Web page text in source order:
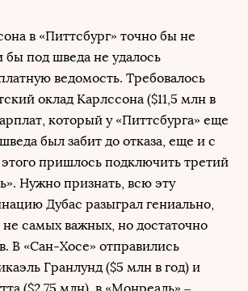
в «Питтсбург» точно бы не
бы под шведа не удалось
ведомость. Требовалось
оклад Карлссона ($11,5 млн в
который у «Питтсбурга» еще
был забит до отказа, еще и с
пришлось подключить третий
Нужно признать, всю эту
Дубас разыграл гениально,
не самых важных, но достаточно
В «Сан-Хосе» отправились
Гранлунд ($5 млн в год) и